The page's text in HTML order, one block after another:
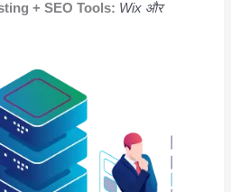
+ SEO Tools: Wix और